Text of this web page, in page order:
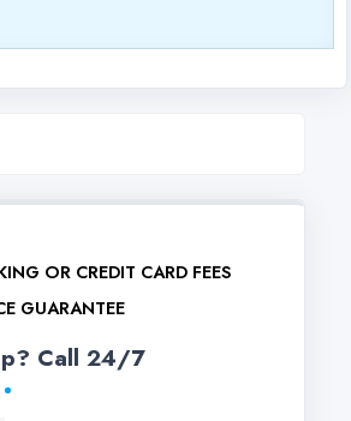
OR CREDIT CARD FEES
GUARANTEE
Call 24/7